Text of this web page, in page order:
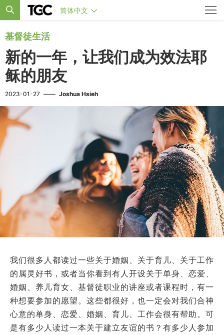
简体中文
基督徒生活
新的一年，让我们成为效法耶
稣的朋友
2023-01-27 —— Joshua Hsieh
我们很多人都读过一些关于婚姻、关于育儿、关于工作
的属灵好书，或者当你看到有人开设关于单身、恋爱、
婚姻、养儿育女、基督徒职业的讲座或者课程时，有一
种想要参加的愿望。这些都很好，也一定会对我们合神
心意的单身、恋爱、婚姻、育儿、工作会很有帮助。可
是有多少人读过一本关于建立友谊的书？有多少人参加